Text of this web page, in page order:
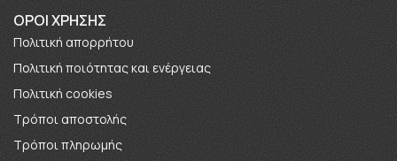
ΟΡΟΙ ΧΡΗΣΗΣ
Πολιτική απορρήτου
Πολιτική ποιότητας και ενέργειας
Πολιτική cookies
Τρόποι αποστολής
Τρόποι πληρωμής